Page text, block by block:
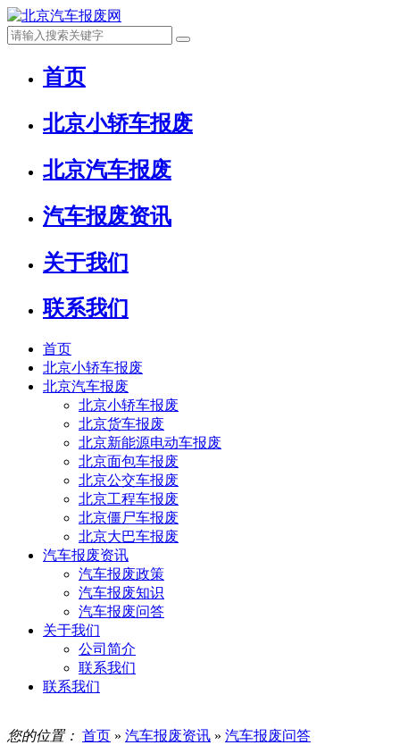
首页
北京小轿车报废
北京汽车报废
汽车报废资讯
关于我们
联系我们
首页
北京小轿车报废
北京汽车报废
北京小轿车报废
北京货车报废
北京新能源电动车报废
北京面包车报废
北京公交车报废
北京工程车报废
北京僵尸车报废
北京大巴车报废
汽车报废资讯
汽车报废政策
汽车报废知识
汽车报废问答
关于我们
公司简介
联系我们
联系我们
您的位置： 首页 » 汽车报废资讯 » 汽车报废问答